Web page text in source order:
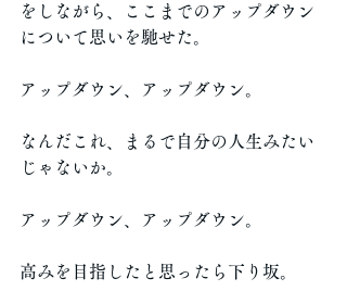
をしながら、ここまでのアップダウン
について思いを馳せた。
アップダウン、アップダウン。
なんだこれ、まるで自分の人生みたい
じゃないか。
アップダウン、アップダウン。
高みを目指したと思ったら下り坂。